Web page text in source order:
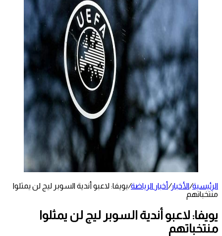
الرئيسية/الأخبار/أخبار الرياضة/يويفا: لاعبو أندية السوبر ليج لن يمثلوا
منتخباتهم
يويفا: لاعبو أندية السوبر ليج لن يمثلوا
منتخباتهم